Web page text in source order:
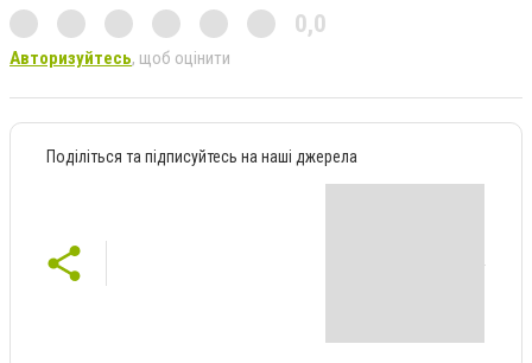
0,0
Авторизуйтесь, щоб оцінити
Поділіться та підписуйтесь на наші джерела